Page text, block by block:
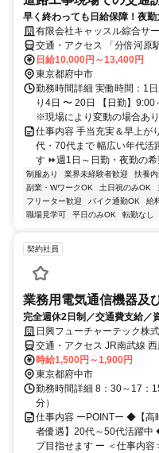
早く終わっても日給保障！夜
有限会社キャッスル綜合サ
交通・アクセス 「分倍河原
働きやすい◎
日給10,000円～13,400円
東京都府中市
勤務時間詳細 実働時間：1
り4日 〜 20日 【日勤】
※現場により変動の場合あ
仕事内容 手当充実＆早上
代・70代まで 幅広い年代活
す ⏩週1日～日勤・夜勤の希
制服あり 業界未経験者歓迎 扶養
副業・WワークOK
土日祝のみOK
フリーター歓迎
バイク通勤OK 給
職場見学可
平日のみOK 転勤なし
契約社員
業務用電気通信機器及
完全週休2日制／交通費支給／
日興フューチャーテック株
交通・アクセス JR南武線
時給1,500円～1,900円
東京都府中市
勤務時間詳細 8：30～17：
分）
仕事内容 ーPOINTー ◆【
者優遇】20代～50代活躍中
プ目指せます ー ＜仕事内容